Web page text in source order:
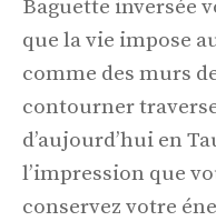
Baguette inversée
que la vie impose
comme des murs
contourner
d’aujourd’hui en
l’impression que
conservez votre